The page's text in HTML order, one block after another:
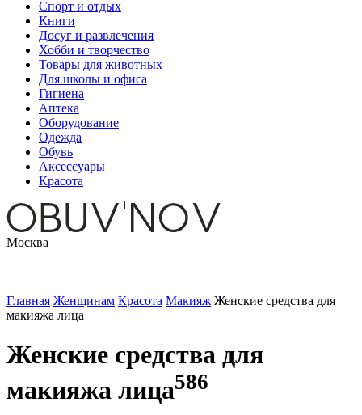
Спорт и отдых
Книги
Досуг и развлечения
Хобби и творчество
Товары для животных
Для школы и офиса
Гигиена
Аптека
Оборудование
Одежда
Обувь
Аксессуары
Красота
Москва
Главная Женщинам Красота Макияж Женские средства для
макияжа лица
Женские средства для
макияжа лица586